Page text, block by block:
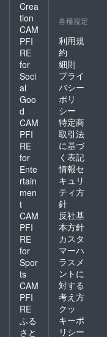
す。 ※
内容
100g/袋
※原材料
などの
情報は
ジェク
ト本文
をご確
認くだ
さい。
に同梱
冊子に
詳しく
記載し
ていま
で、そ
ちらを
よくお
読みい
ただい
た上で
お召し
上がり
くださ
い。
【レシ
ピにつ
いて】
＜お肉
ごはん
（鶏）
＞ 国産
の鶏肉
をふん
だんに
使っ
た、う
たっぷ
りの定
番レシ
Crea
tion
CAM
PFI
RE
for
Soci
al
Goo
d
CAM
PFI
RE
for
Ente
rtain
men
t
CAM
PFI
RE
for
Spor
ts
CAM
PFI
RE
ふる
さと
各種規定
利用規
約
細則
プライ
バシー
ポリ
シー
特定商
取引法
に基づ
く表記
情報セ
キュリ
ティ方
針
反社基
本方針
カスタ
マーハ
ラスメ
ントに
対する
考え方
クッ
キーポ
リシー